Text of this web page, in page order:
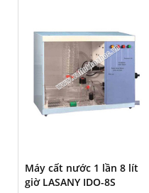
Máy cất nước 1 lần 8 lít
giờ LASANY IDO-8S